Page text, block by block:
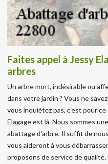
Faites appel à Jessy
arbres
Un arbre mort, indésirable ou
dans votre jardin ? Vous ne
vous inquiétez pas, c’est pour
Elagage est là. Nous sommes
abattage d’arbre. Il suffit de
vous aideront à vous
proposons de service de